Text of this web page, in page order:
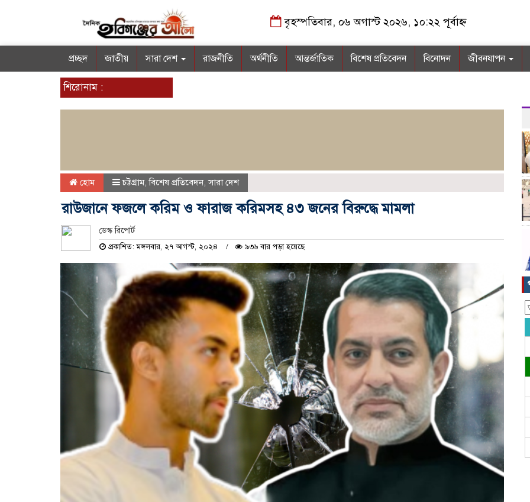
বৃহস্পতিবার, ০৬ অগাস্ট ২০২৬, ১০:২২ পূর্বাহ্ন
প্রচ্ছদ জাতীয় সারা দেশ রাজনীতি অর্থনীতি আন্তর্জাতিক বিশেষ প্রতিবেদন বিনোদন জীবনযাপন
শিরোনাম :
হোম চট্টগ্রাম,বিশেষ প্রতিবেদন,সারা দেশ
রাউজানে ফজলে করিম ও ফারাজ করিমসহ ৪৩ জনের বিরুদ্ধে মামলা
ডেস্ক রিপোর্ট
প্রকাশিত: মঙ্গলবার, ২৭ আগস্ট, ২০২৪ ৯৩৬ বার পড়া হয়েছে